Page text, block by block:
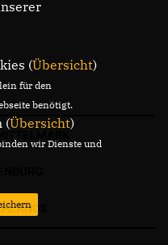
BEI FACEBOOK
(Übersicht)
für den
benötigt.
(Übersicht)
wir Dienste und